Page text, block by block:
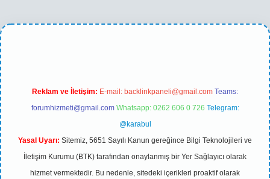
betexper yeni giriş
Reklam ve İletişim: E-mail: backlinkpaneli@gmail.com Teams:
forumhizmeti@gmail.com Whatsapp: 0262 606 0 726 Telegram:
@karabul
Yasal Uyarı: Sitemiz, 5651 Sayılı Kanun gereğince Bilgi Teknolojileri ve
İletişim Kurumu (BTK) tarafından onaylanmış bir Yer Sağlayıcı olarak
hizmet vermektedir. Bu nedenle, sitedeki içerikleri proaktif olarak